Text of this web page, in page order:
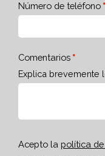
Número de teléfono
Comentarios
Explica brevemente
Acepto la política